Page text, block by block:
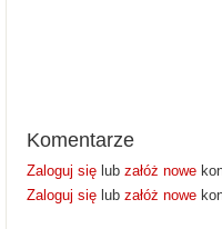
Komentarze
Zaloguj się lub załóż nowe
Zaloguj się lub załóż nowe